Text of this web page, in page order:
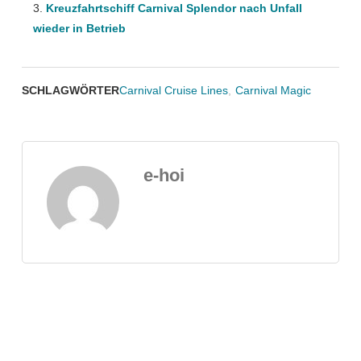
Kreuzfahrtschiff Carnival Splendor nach Unfall
wieder in Betrieb
SCHLAGWÖRTERCarnival Cruise Lines, Carnival Magic
e-hoi